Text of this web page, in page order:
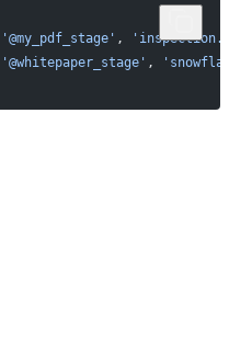
'@my_pdf_stage' ,
'@whitepaper_stage' ,